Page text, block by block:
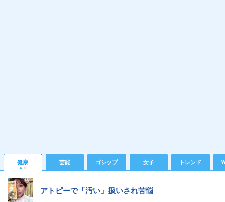
健康 芸能 ゴシップ 女子 トレンド
アトピーで「汚い」扱いされ苦悩